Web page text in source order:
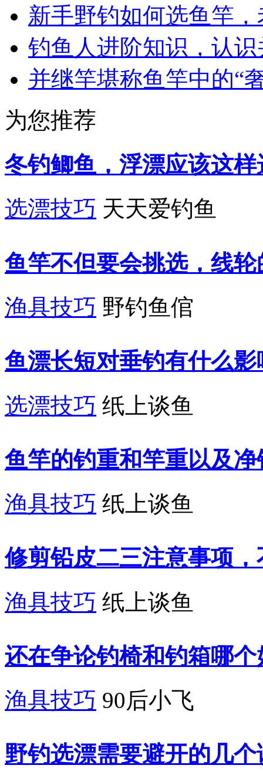
新手野钓如何选鱼竿
钓鱼人进阶知识，认
并继竿堪称鱼竿中的“
为您推荐
冬钓鲫鱼，浮漂应该这
选漂技巧 天天爱钓鱼
鱼竿不但要会挑选，线
渔具技巧 野钓鱼倌
鱼漂长短对垂钓有什么
选漂技巧 纸上谈鱼
鱼竿的钓重和竿重以及
渔具技巧 纸上谈鱼
修剪铅皮二三注意事项
渔具技巧 纸上谈鱼
还在争论钓椅和钓箱哪
渔具技巧 90后小飞
野钓选漂需要避开的几